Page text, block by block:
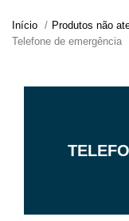
Início Produtos não
Telefone de emergência